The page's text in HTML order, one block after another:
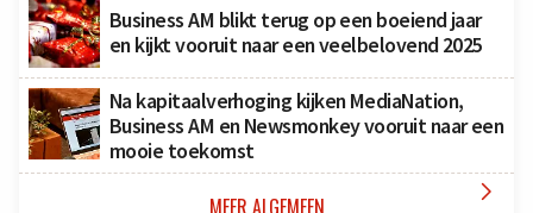
Business AM blikt terug op een boeiend jaar
en kijkt vooruit naar een veelbelovend 2025
Na kapitaalverhoging kijken MediaNation,
Business AM en Newsmonkey vooruit naar een
mooie toekomst
MEER ALGEMEEN 